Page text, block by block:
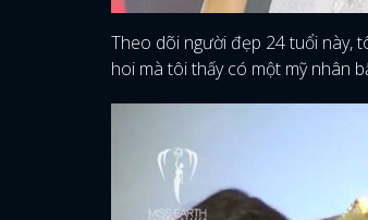
Theo dõi người đẹp 24 tuổi này,
hoi mà tôi thấy có một mỹ nhân